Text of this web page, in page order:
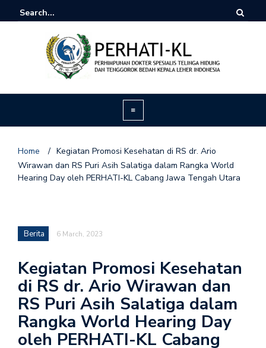
Home / Kegiatan Promosi Kesehatan di RS dr. Ario
Wirawan dan RS Puri Asih Salatiga dalam Rangka World
Hearing Day oleh PERHATI-KL Cabang Jawa Tengah Utara
Berita 6 March, 2023
Kegiatan Promosi Kesehatan
di RS dr. Ario Wirawan dan
RS Puri Asih Salatiga dalam
Rangka World Hearing Day
oleh PERHATI-KL Cabang